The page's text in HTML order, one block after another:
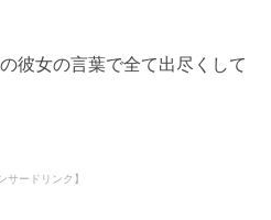
彼女の言葉で全て出尽くして
サードリンク】